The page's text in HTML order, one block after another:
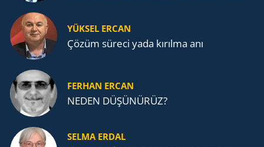
YÜKSEL ERCAN
Çözüm süreci yada kırılma anı
FERHAN ERCAN
NEDEN DÜŞÜNÜRÜZ?
SELMA ERDAL